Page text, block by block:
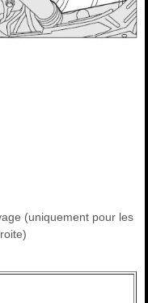
(uniquement pour les